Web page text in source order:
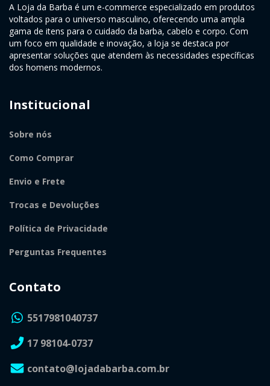
A Loja da Barba é um e-commerce especializado em produtos
voltados para o universo masculino, oferecendo uma ampla
gama de itens para o cuidado da barba, cabelo e corpo. Com
um foco em qualidade e inovação, a loja se destaca por
apresentar soluções que atendem às necessidades específicas
dos homens modernos.
Institucional
Sobre nós
Como Comprar
Envio e Frete
Trocas e Devoluções
Política de Privacidade
Perguntas Frequentes
Contato
5517981040737
17 98104-0737
contato@lojadabarba.com.br